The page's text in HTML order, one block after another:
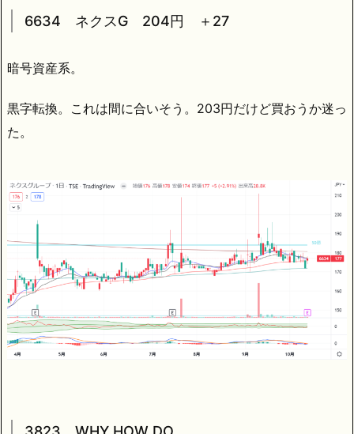
6634 ネクスG 204円 ＋27
暗号資産系。
黒字転換。これは間に合いそう。203円だけど買おうか迷っ
た。